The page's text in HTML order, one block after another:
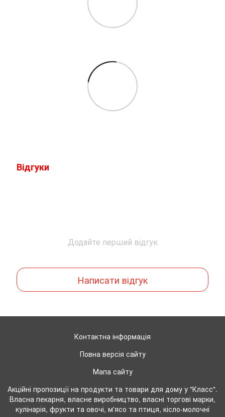
Відгуки
Додайте перший відгук
Написати відгук
Контактна інформація
Повна версія сайту
Мапа сайту
Акційні пропозиції на продукти та товари для дому у "Класс".
Власна пекарня, власне виробництво, власні торгові марки,
кулінарія, фрукти та овочі, м'ясо та птиця, кісло-молочні